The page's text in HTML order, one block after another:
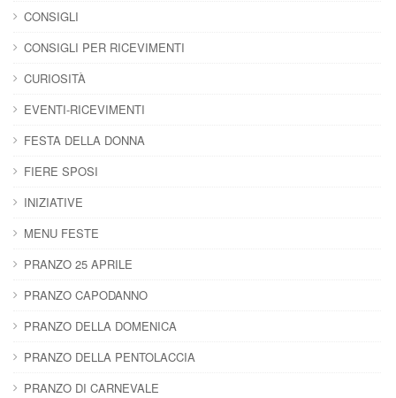
CONSIGLI
CONSIGLI PER RICEVIMENTI
CURIOSITÀ
EVENTI-RICEVIMENTI
FESTA DELLA DONNA
FIERE SPOSI
INIZIATIVE
MENU FESTE
PRANZO 25 APRILE
PRANZO CAPODANNO
PRANZO DELLA DOMENICA
PRANZO DELLA PENTOLACCIA
PRANZO DI CARNEVALE